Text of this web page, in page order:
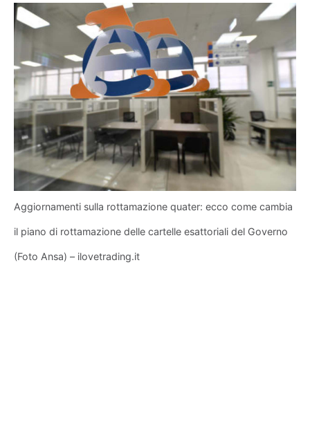
Aggiornamenti sulla rottamazione quater: ecco come cambia
il piano di rottamazione delle cartelle esattoriali del Governo
(Foto Ansa) – ilovetrading.it